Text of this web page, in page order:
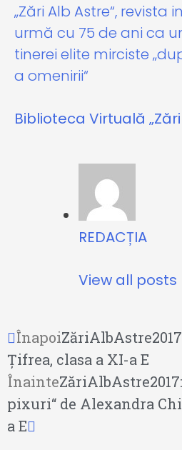
„Zări Alb Astre“, revista
urmă cu 75 de ani ca
tinerei elite mirciste
a omenirii“
Biblioteca Virtuală
REDACȚIA
View all posts
Înapoi
Țifrea, clasa a XI-a E
Înainte
pixuri“ de Alexandra
a E